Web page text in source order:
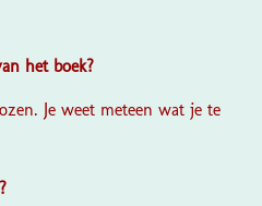
het boek?
Je weet meteen wat je te